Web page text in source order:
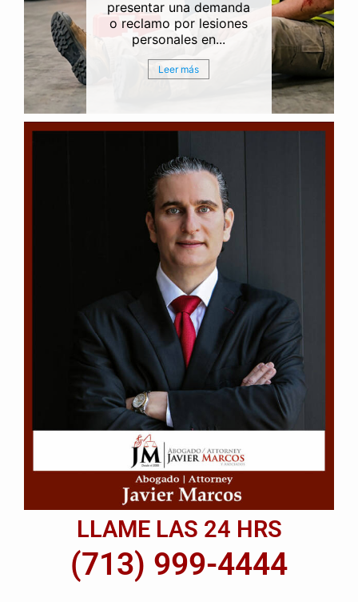
presentar una demanda
o reclamo por lesiones
personales en...
Leer más
LLAME LAS 24 HRS
(713) 999-4444